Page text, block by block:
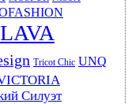
Tricot Chic UNQ
Силуэт